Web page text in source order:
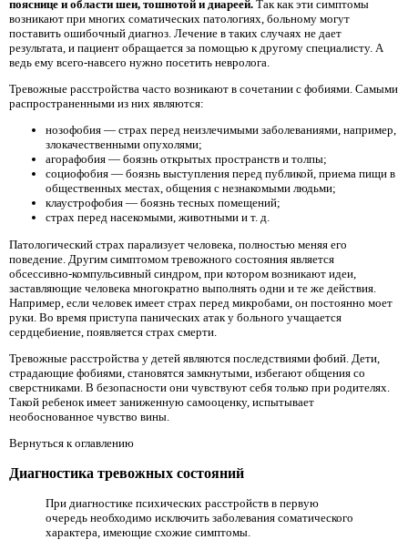
пояснице и области шеи, тошнотой и диареей. Так как эти симптомы
возникают при многих соматических патологиях, больному могут
поставить ошибочный диагноз. Лечение в таких случаях не дает
результата, и пациент обращается за помощью к другому специалисту. А
ведь ему всего-навсего нужно посетить невролога.
Тревожные расстройства часто возникают в сочетании с фобиями. Самыми
распространенными из них являются:
нозофобия — страх перед неизлечимыми заболеваниями, например,
злокачественными опухолями;
агорафобия — боязнь открытых пространств и толпы;
социофобия — боязнь выступления перед публикой, приема пищи в
общественных местах, общения с незнакомыми людьми;
клаустрофобия — боязнь тесных помещений;
страх перед насекомыми, животными и т. д.
Патологический страх парализует человека, полностью меняя его
поведение. Другим симптомом тревожного состояния является
обсессивно-компульсивный синдром, при котором возникают идеи,
заставляющие человека многократно выполнять одни и те же действия.
Например, если человек имеет страх перед микробами, он постоянно моет
руки. Во время приступа панических атак у больного учащается
сердцебиение, появляется страх смерти.
Тревожные расстройства у детей являются последствиями фобий. Дети,
страдающие фобиями, становятся замкнутыми, избегают общения со
сверстниками. В безопасности они чувствуют себя только при родителях.
Такой ребенок имеет заниженную самооценку, испытывает
необоснованное чувство вины.
Вернуться к оглавлению
Диагностика тревожных состояний
При диагностике психических расстройств в первую
очередь необходимо исключить заболевания соматического
характера, имеющие схожие симптомы.